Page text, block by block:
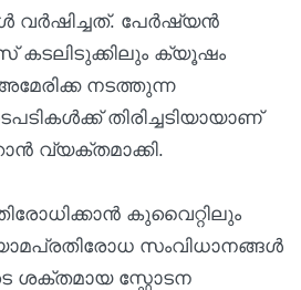
പേർഷ്യൻ
ക്യൂഷം
നടത്തുന്ന
തിരിച്ചടിയായാണ്
വ്യക്തമാക്കി.
കുവൈറ്റിലും
സംവിധാനങ്ങൾ
ശക്തമായ സ്ഫോടന